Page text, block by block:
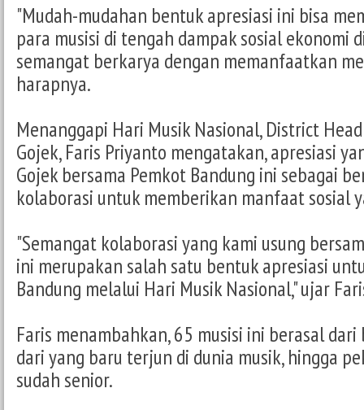
"Mudah-mudahan bentuk apresiasi ini bisa
para musisi di tengah dampak sosial ekonomi
semangat berkarya dengan memanfaatkan
harapnya.
Menanggapi Hari Musik Nasional, District
Gojek, Faris Priyanto mengatakan, apresiasi
Gojek bersama Pemkot Bandung ini sebagai
kolaborasi untuk memberikan manfaat sosial
"Semangat kolaborasi yang kami usung
ini merupakan salah satu bentuk apresiasi
Bandung melalui Hari Musik Nasional," ujar
Faris menambahkan, 65 musisi ini berasal
dari yang baru terjun di dunia musik, hingga
sudah senior.